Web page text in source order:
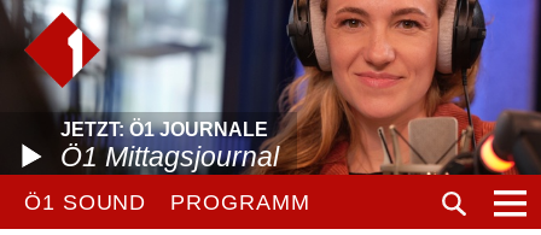
JETZT: Ö1 JOURNALE
Ö1 Mittagsjournal
Ö1 SOUND PROGRAMM